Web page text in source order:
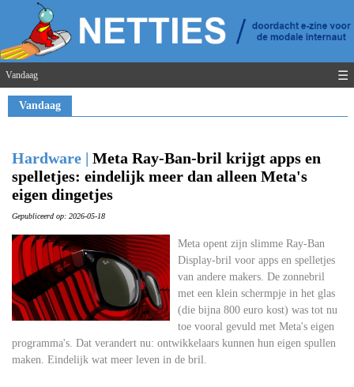
Vandaag ☰
Vandaag
Hardware | Meta Ray-Ban-bril krijgt apps en
spelletjes: eindelijk meer dan alleen Meta's
eigen dingetjes
Gepubliceerd op: 2026-05-18
Meta opent zijn slimme Ray-Ban
Display-bril voor apps en spelletjes
van andere makers. De zonnebril
met een klein schermpje in het glas
(die bijna 800 euro kost) was tot nu
toe vooral gevuld met Meta's eigen
programma's. Dat verandert nu: ontwikkelaars kunnen hun eigen spullen
maken. Eindelijk wat meer leven in de bril.